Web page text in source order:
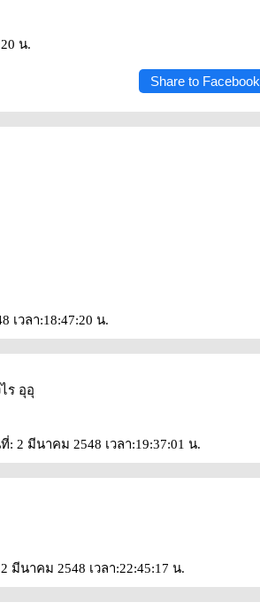
น.
Share to Facebook
เวลา:18:47:20 น.
ร อุอุ
: 2 มีนาคม 2548 เวลา:19:37:01 น.
มีนาคม 2548 เวลา:22:45:17 น.